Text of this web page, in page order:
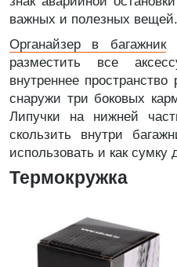
важных и полезных вещей.
Органайзер в багажник
разместить все
внутреннее
снаружи три боковых
Липучки на нижней
скользить внутри
использовать и как сумку
Термокружка